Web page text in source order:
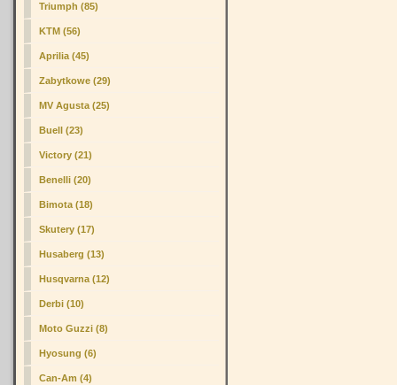
Triumph (85)
KTM (56)
Aprilia (45)
Zabytkowe (29)
MV Agusta (25)
Buell (23)
Victory (21)
Benelli (20)
Bimota (18)
Skutery (17)
Husaberg (13)
Husqvarna (12)
Derbi (10)
Moto Guzzi (8)
Hyosung (6)
Can-Am (4)